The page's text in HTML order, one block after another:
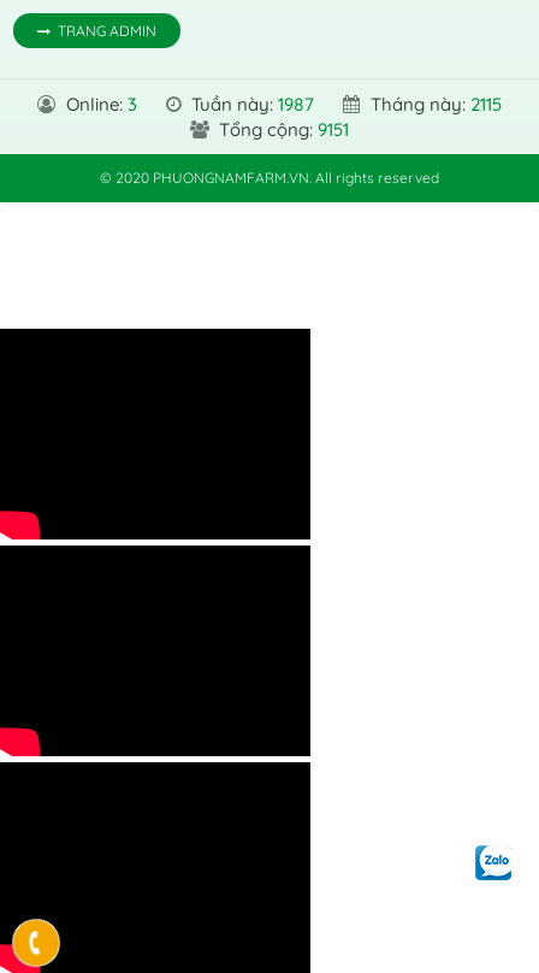
TRANG ADMIN
Online: 3 Tuần này:1987 Tháng này: 2115
Tổng cộng:9151
© 2020 PHUONGNAMFARM.VN. All rights reserved